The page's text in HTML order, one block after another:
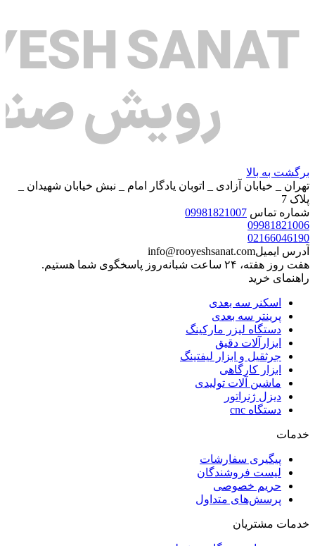
برگشت به بالا
تهران _ خیابان آزادی _ اتوبان یادگار امام _ نبش خیابان شهیدان _
پلاک 7
شماره تماس 09981821007
09981821006
02166046190
آدرس ایمیلinfo@rooyeshsanat.com
هفت روز هفته، ۲۴ ساعت شبانه‌روز پاسخگوی شما هستیم.
راهنمای خرید
اسکنر سه بعدی
پرینتر سه بعدی
دستگاه لیزر مارکینگ
ابزارآلات دقیق
جرثقیل و ابزار لیفتینگ
ابزار کارگاهی
ماشین آلات تولیدی
دیزل ژنراتور
دستگاه cnc
خدمات
پیگیری سفارشات
لیست فروشندگان
حریم خصوصی
پرسش‌های متداول
خدمات مشتریان